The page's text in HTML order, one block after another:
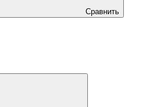
Сравнить